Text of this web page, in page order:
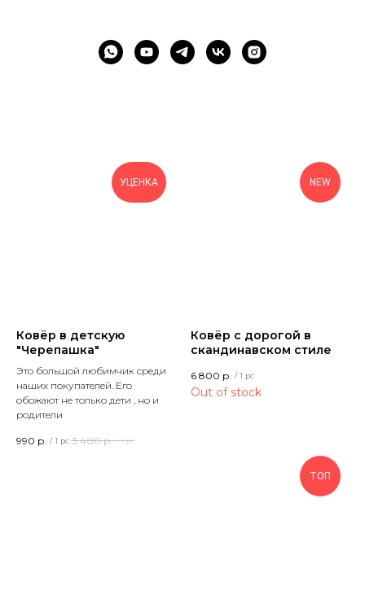
УЦЕНКА
Ковёр в детскую
"Черепашка"
Это большой любимчик среди
наших покупателей. Его
обожают не только дети , но и
родители
990 р. / 1 pc 3 400 р. / 1 pc
NEW
Ковёр с дорогой в
скандинавском стиле
6 800 р. / 1 pc
Out of stock
ТОП